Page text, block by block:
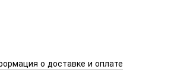
о доставке и оплате